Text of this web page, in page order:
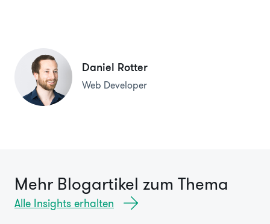
Daniel Rotter
Web Developer
Mehr Blogartikel zum Thema
Alle Insights erhalten